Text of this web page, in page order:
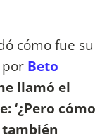
cómo fue su
Beto
llamó el
‘¿Pero cómo
también